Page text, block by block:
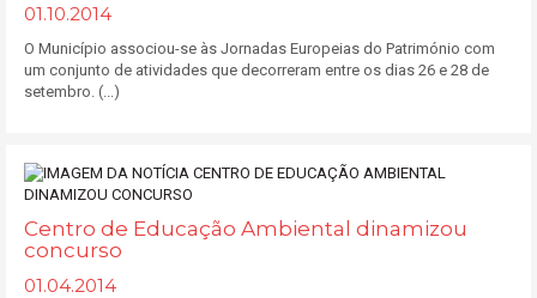
01.10.2014
O Município associou-se às Jornadas Europeias do Património com
um conjunto de atividades que decorreram entre os dias 26 e 28 de
setembro. (...)
Centro de Educação Ambiental dinamizou
concurso
01.04.2014